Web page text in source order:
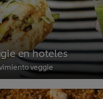
en hoteles
veggie